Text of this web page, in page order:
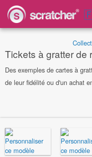
Tickets à gratter de
Des exemples de cartes à
de leur fidélité ou d'un achat